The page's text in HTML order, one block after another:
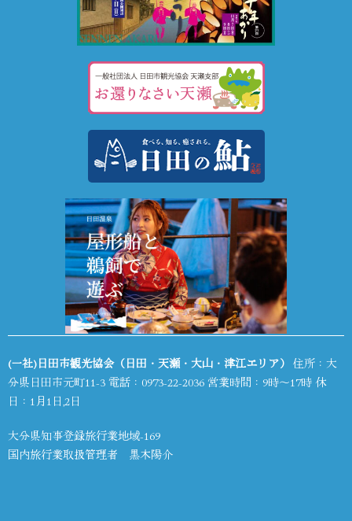
(一社)日田市観光協会（日田・天瀬・大山・津江エリア） 住所：大
分県日田市元町11-3 電話： 0973-22-2036 営業時間：9時～17時 休
日：1月1日,2日
大分県知事登録旅行業地域-169
国内旅行業取扱管理者 黒木陽介